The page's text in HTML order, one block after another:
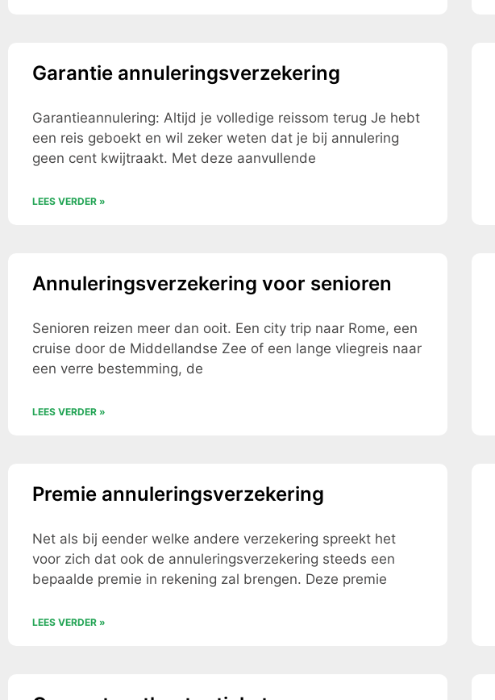
Garantie annuleringsverzekering
Garantieannulering: Altijd je volledige reissom terug Je hebt
een reis geboekt en wil zeker weten dat je bij annulering
geen cent kwijtraakt. Met deze aanvullende
LEES VERDER »
Annuleringsverzekering voor senioren
Senioren reizen meer dan ooit. Een city trip naar Rome, een
cruise door de Middellandse Zee of een lange vliegreis naar
een verre bestemming, de
LEES VERDER »
Premie annuleringsverzekering
Net als bij eender welke andere verzekering spreekt het
voor zich dat ook de annuleringsverzekering steeds een
bepaalde premie in rekening zal brengen. Deze premie
LEES VERDER »